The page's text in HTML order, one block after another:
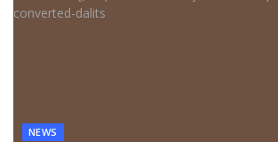
NEWS